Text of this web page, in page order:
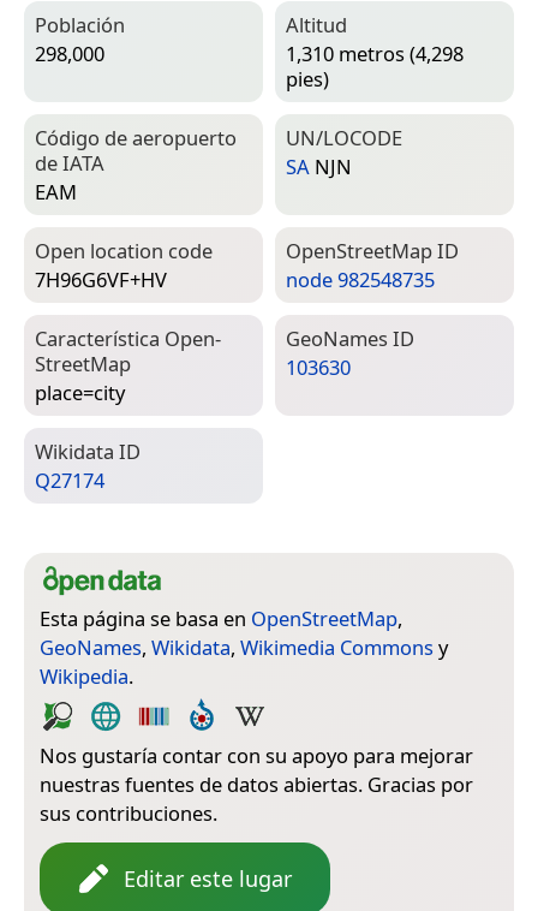
Población
298,000
Altitud
1,310 metros (4,298
pies)
Código de aeropuerto
de IATA
EAM
UN/LOCODE
SA NJN
Open location code
7H96G6VF+HV
Open­Street­Map ID
node 982548735
Característica Open­
Street­Map
place=­city
Geo­Names ID
103630
Wiki­data ID
Q27174
Esta página se basa en OpenStreetMap,
GeoNames, Wikidata, Wikimedia Commons y
Wikipedia.
Nos gustaría contar con su apoyo para mejorar
nuestras fuentes de datos abiertas. Gracias por
sus contribuciones.
Editar este lugar